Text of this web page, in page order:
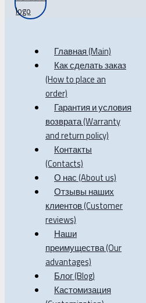
Главная (Main)
Как сделать заказ
(How to place an
order)
Гарантия и условия
возврата (Warranty
and return policy)
Контакты
(Contacts)
О нас (About us)
Отзывы наших
клиентов (Customer
reviews)
Наши
преимущества (Our
advantages)
Блог (Blog)
Кастомизация